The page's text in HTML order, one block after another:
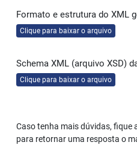
Formato e estrutura do XML
Clique para baixar o arquivo
Schema XML (arquivo XSD)
Clique para baixar o arquivo
Caso tenha mais dúvidas,
para retornar uma resposta o